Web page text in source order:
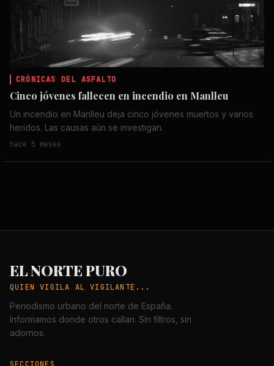
CRÓNICAS DEL ASFALTO
Cinco jóvenes fallecen en incendio en Manlleu
Un incendio en Manlleu deja cinco jóvenes muertos y varios
heridos. Las causas aún se investigan.
hace 5 meses
EL NORTE PURO
QUIEN VIGILA AL VIGILANTE...
Periodismo urbano del norte de España.
Informamos donde otros callan. Sin filtros, sin
adornos.